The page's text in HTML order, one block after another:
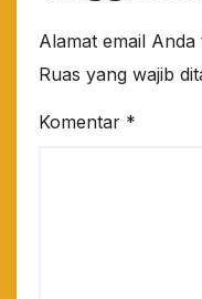
Alamat email
Ruas yang wajib
Komentar *